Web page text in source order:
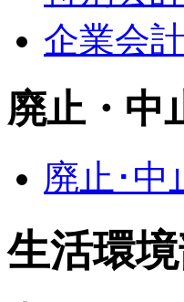
企業会計
廃止・中
廃止･中
生活環